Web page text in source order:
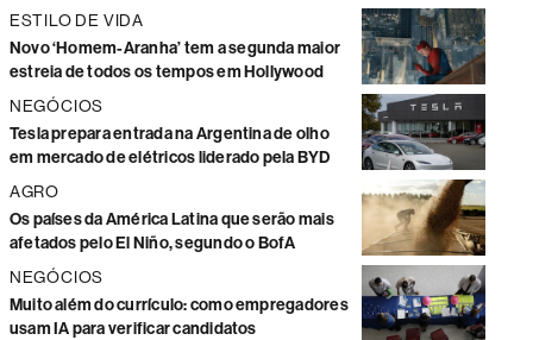
ESTILO DE VIDA
Novo ‘Homem-Aranha’ tem a segunda maior
estreia de todos os tempos em Hollywood
NEGÓCIOS
Tesla prepara entrada na Argentina de olho
em mercado de elétricos liderado pela BYD
AGRO
Os países da América Latina que serão mais
afetados pelo El Niño, segundo o BofA
NEGÓCIOS
Muito além do currículo: como empregadores
usam IA para verificar candidatos